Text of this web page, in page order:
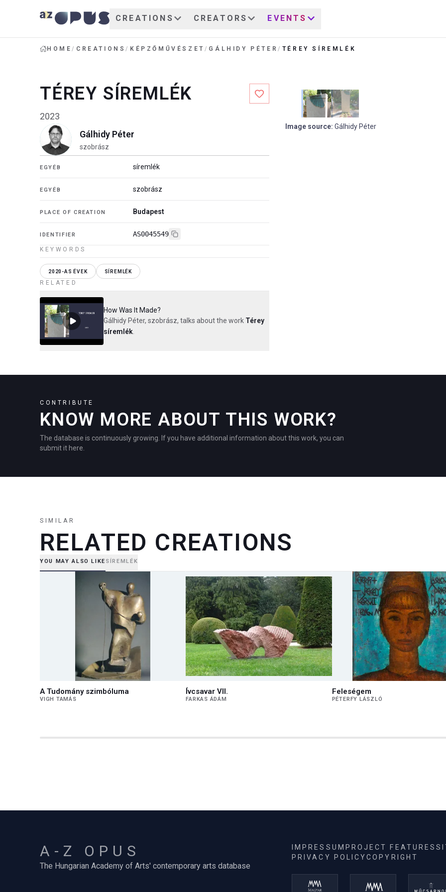
CREATIONS CREATORS EVENTS
HOME/ CREATIONS/ KÉPZŐMŰVÉSZET / GÁLHIDY PÉTER/ TÉREY SÍREMLÉK
TÉREY SÍREMLÉK
2023
Gálhidy Péter
szobrász
EGYÉB síremlék
EGYÉB szobrász
PLACE OF CREATION Budapest
IDENTIFIER AS0045549
KEYWORDS
2020-AS ÉVEK SÍREMLÉK
RELATED
How Was It Made?
Gálhidy Péter, szobrász, talks about the work Térey
síremlék
Image source: Gálhidy Péter
CONTRIBUTE
KNOW MORE ABOUT THIS WORK?
The database is continuously growing. If you have additional information about this work, you can
submit it here.
SIMILAR
RELATED CREATIONS
YOU MAY ALSO LIKE SÍREMLÉK
A Tudomány szimbóluma
VIGH TAMÁS
Ívcsavar VII.
FARKAS ÁDÁM
Feleségem
PÉTERFY LÁSZLÓ
A-Z OPUS
The Hungarian Academy of Arts' contemporary arts database
IMPRESSUM PROJECT FEATURES
PRIVACY POLICYCOPYRIGHT